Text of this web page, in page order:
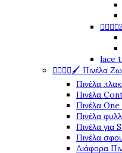

lace
🖌️ Πινέλα
Πινέλα
Πινέλα
Πινέλα
Πινέλα
Πινέλα για
Πινέλα
Διάφορα